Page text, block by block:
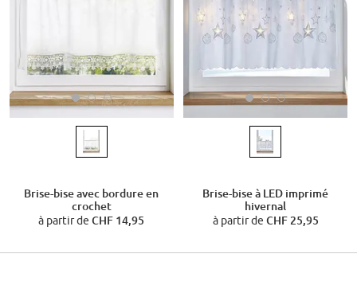
Brise-bise avec bordure en
crochet
à partir deCHF 14,95
Brise-bise à LED imprimé
hivernal
à partir de CHF 25,95